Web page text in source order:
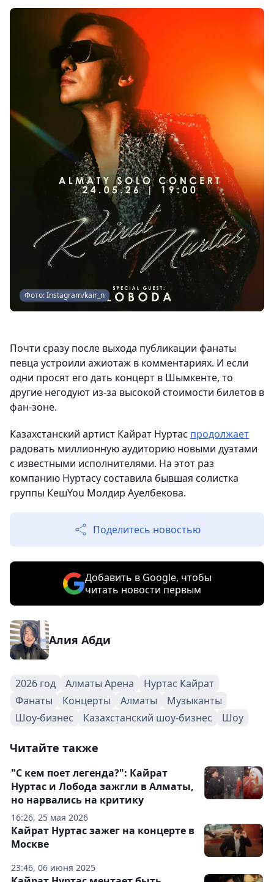
Фото: Instagram/kair_n
Почти сразу после выхода публикации фанаты
певца устроили ажиотаж в комментариях. И если
одни просят его дать концерт в Шымкенте, то
другие негодуют из-за высокой стоимости билетов в
фан-зоне.
Казахстанский артист Кайрат Нуртас продолжает
радовать миллионную аудиторию новыми дуэтами
с известными исполнителями. На этот раз
компанию Нуртасу составила бывшая солистка
группы КешYou Молдир Ауелбекова.
Поделитесь новостью
Добавить в Google, чтобы
читать новости первым
Алия Абди
2026 год Алматы Арена
Нуртас Кайрат
Фанаты
Концерты Алматы
Музыканты
Шоу-бизнес
Казахстанский шоу-бизнес Шоу
Читайте также
16:26, 25 мая 2026
"С кем поет легенда?": Кайрат
Нуртас и Лобода зажгли в Алматы,
но нарвались на критику
23:46, 06 июня 2025
Кайрат Нуртас зажег на концерте в
Москве